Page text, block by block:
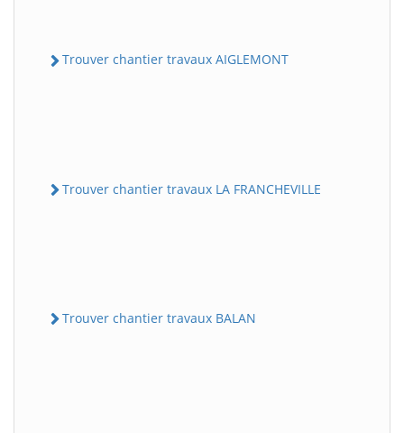
Trouver chantier travaux AIGLEMONT
Trouver chantier travaux LA FRANCHEVILLE
Trouver chantier travaux BALAN